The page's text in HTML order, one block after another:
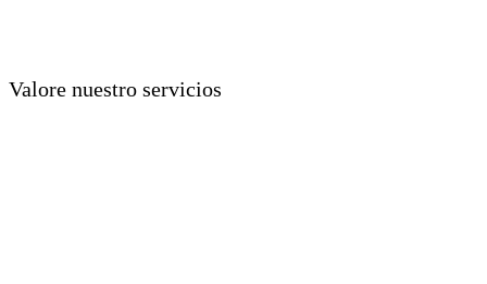
Valore nuestro servicios